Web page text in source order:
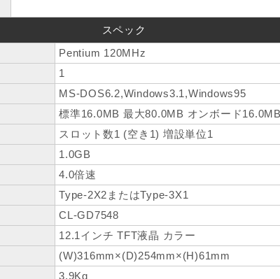
スペック
Pentium 120MHz
1
MS-DOS6.2,Windows3.1,Windows95
標準16.0MB 最大80.0MB オンボード
スロット数1 (空き1) 増設単位1
1.0GB
4.0倍速
Type-2X2またはType-3X1
CL-GD7548
12.1インチ TFT液晶 カラー
(W)316mm×(D)254mm×(H)61mm
3.9Kg